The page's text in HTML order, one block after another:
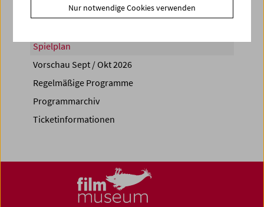
Spielplan
Vorschau Sept / Okt 2026
Regelmäßige Programme
Programmarchiv
Ticketinformationen
Nur notwendige Cookies verwenden